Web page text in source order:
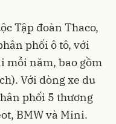
Tập đoàn Thaco,
phối ô tô, với
mỗi năm, bao gồm
Với dòng xe du
phối 5 thương
BMW và Mini.